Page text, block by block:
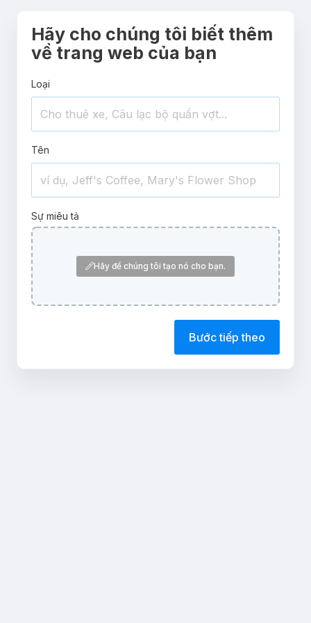
Hãy cho chúng tôi biết thêm
về trang web của bạn
Loại
Tên
Sự miêu tả
Hãy để chúng tôi tạo nó cho bạn.
Bước tiếp theo